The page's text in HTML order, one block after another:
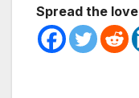
Spread the love